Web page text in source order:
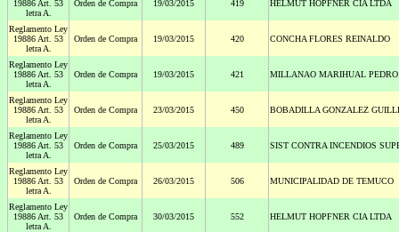
19886 Art. 53
letra A.
Orden de Compra 19/03/2015 419 HELMUT HOPFNER CIA LTDA
Reglamento Ley
19886 Art. 53
letra A.
Orden de Compra 19/03/2015 420 CONCHA FLORES REINALDO
Reglamento Ley
19886 Art. 53
letra A.
Orden de Compra 19/03/2015 421 MILLANAO MARIHUAL PEDRO
Reglamento Ley
19886 Art. 53
letra A.
Orden de Compra 23/03/2015 450 BOBADILLA GONZALEZ
Reglamento Ley
19886 Art. 53
letra A.
Orden de Compra 25/03/2015 489 SIST CONTRA INCENDIOS
Reglamento Ley
19886 Art. 53
letra A.
Orden de Compra 26/03/2015 506 MUNICIPALIDAD DE TEMUCO
Reglamento Ley
19886 Art. 53
letra A.
Orden de Compra 30/03/2015 552 HELMUT HOPFNER CIA LTDA